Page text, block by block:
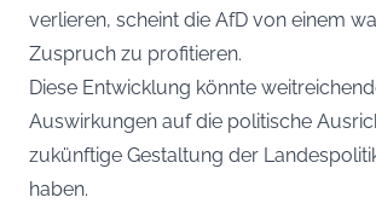
verlieren, scheint die AfD von einem
Zuspruch zu profitieren.
Diese Entwicklung könnte
Auswirkungen auf die politische
zukünftige Gestaltung der
haben.